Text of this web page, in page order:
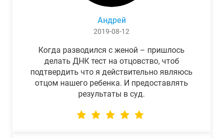
Андрей
2019-08-12
Когда разводился с женой – пришлось
делать ДНК тест на отцовство, чтоб
подтвердить что я действительно являюсь
отцом нашего ребенка. И предоставлять
результаты в суд.